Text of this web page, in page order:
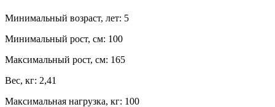
Минимальный возраст, лет: 5
Минимальный рост, см: 100
Максимальный рост, см: 165
Вес, кг: 2,41
Максимальная нагрузка, кг: 100